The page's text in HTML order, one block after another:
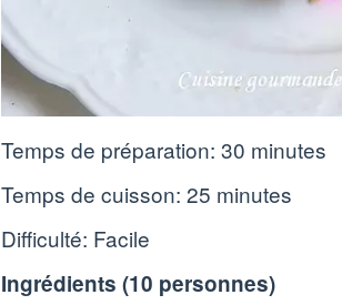
Temps de préparation: 30 minutes
Temps de cuisson: 25 minutes
Difficulté: Facile
Ingrédients (10 personnes)